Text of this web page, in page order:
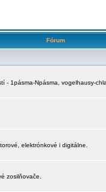
Fórum
- 1pásma-Npásma, vogelhausy-
elektrónkové i digitálne.
zosilňovače.